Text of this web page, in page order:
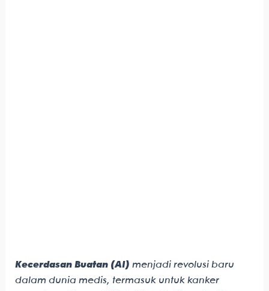
Kecerdasan Buatan (AI) menjadi revolusi baru
dalam dunia medis, termasuk untuk kanker